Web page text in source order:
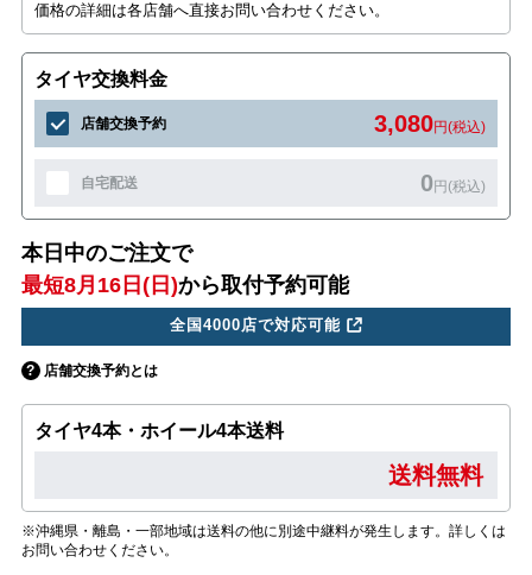
価格の詳細は各店舗へ直接お問い合わせください。
タイヤ交換料金
店舗交換予約 3,080円(税込)
自宅配送 0円(税込)
本日中のご注文で
最短8月16日(日)から取付予約可能
全国4000店で対応可能
店舗交換予約とは
タイヤ4本・ホイール4本送料
送料無料
※沖縄県・離島・一部地域は送料の他に別途中継料が発生します。詳しくは
お問い合わせください。